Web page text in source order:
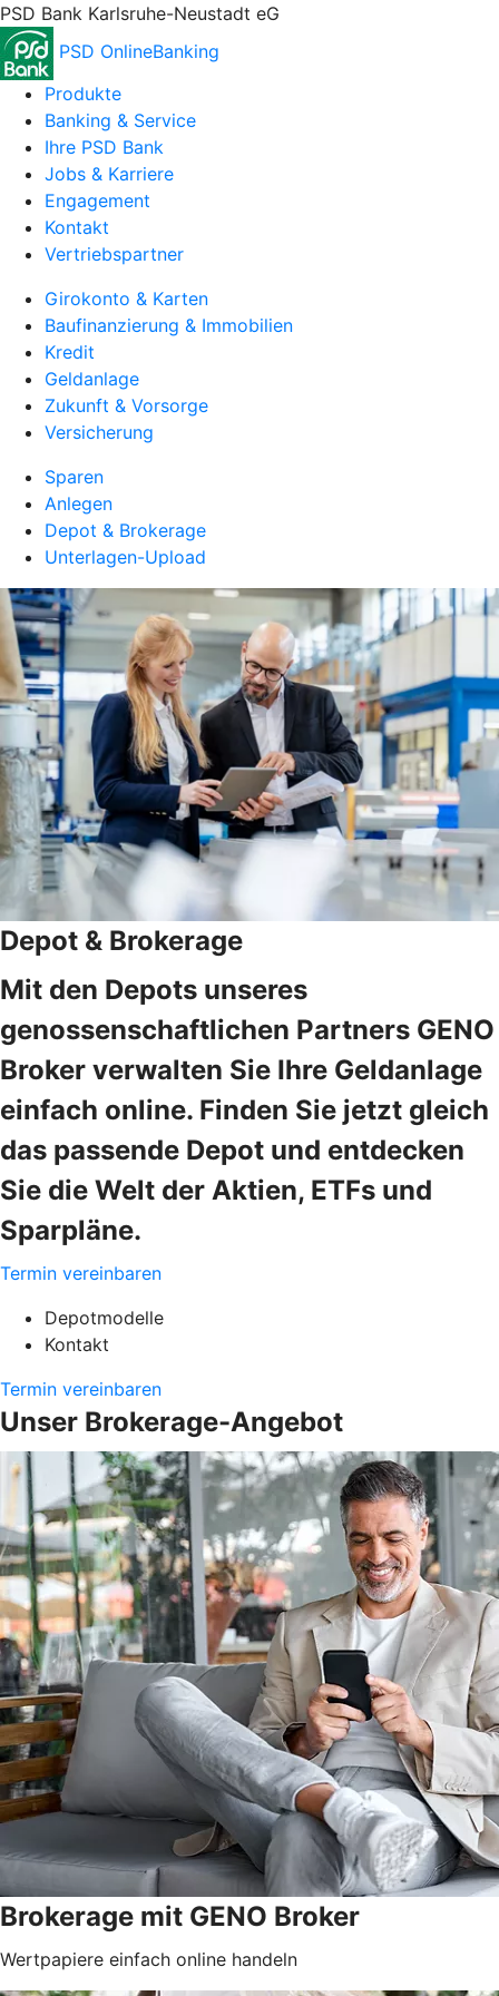
PSD Bank Karlsruhe-Neustadt eG
PSD OnlineBanking
Produkte
Banking & Service
Ihre PSD Bank
Jobs & Karriere
Engagement
Kontakt
Vertriebspartner
Girokonto & Karten
Baufinanzierung & Immobilien
Kredit
Geldanlage
Zukunft & Vorsorge
Versicherung
Sparen
Anlegen
Depot & Brokerage
Unterlagen-Upload
Depot & Brokerage
Mit den Depots unseres
genossenschaftlichen Partners GENO
Broker verwalten Sie Ihre Geldanlage
einfach online. Finden Sie jetzt gleich
das passende Depot und entdecken
Sie die Welt der Aktien, ETFs und
Sparpläne.
Termin vereinbaren
Depotmodelle
Kontakt
Termin vereinbaren
Unser Brokerage-Angebot
Brokerage mit GENO Broker
Wertpapiere einfach online handeln